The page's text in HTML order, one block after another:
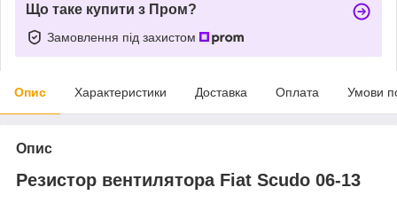
Що таке купити з Пром?
Замовлення під захистом
Опис Характеристики Доставка Оплата Умови
Опис
Резистор вентилятора Fiat Scudo 06-13